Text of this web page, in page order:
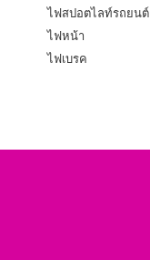
ไฟสปอตไลท์รถยนต์
ไฟหน้า
ไฟเบรค